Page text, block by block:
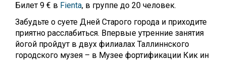
Билет 9 € в Fienta, в группе до 20 человек.
Забудьте о суете Дней Старого города и приходите
приятно расслабиться. Впервые утренние занятия
йогой пройдут в двух филиалах Таллиннского
городского музея – в Музее фортификации Кик ин